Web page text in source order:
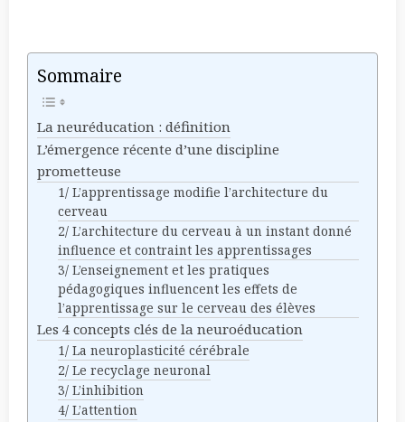
Sommaire
La neuréducation : définition
L’émergence récente d’une discipline
prometteuse
1/ L’apprentissage modifie l’architecture du
cerveau
2/ L’architecture du cerveau à un instant donné
influence et contraint les apprentissages
3/ L’enseignement et les pratiques
pédagogiques influencent les effets de
l’apprentissage sur le cerveau des élèves
Les 4 concepts clés de la neuroéducation
1/ La neuroplasticité cérébrale
2/ Le recyclage neuronal
3/ L’inhibition
4/ L’attention